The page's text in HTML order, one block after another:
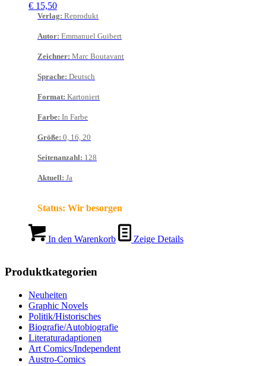
€ 15,50
Verlag: Reprodukt
Autor: Emmanuel Guibert
Zeichner: Marc Boutavant
Sprache: Deutsch
Format: Kartoniert
Farbe: In Farbe
Größe: 0, 16, 20
Seitenanzahl: 128
Aktuell: Ja
Status: Wir besorgen
In den Warenkorb Zeige Details
Produktkategorien
Neuheiten
Graphic Novels
Politik/Historisches
Biografie/Autobiografie
Literaturadaptionen
Art Comics/Independent
Austro-Comics